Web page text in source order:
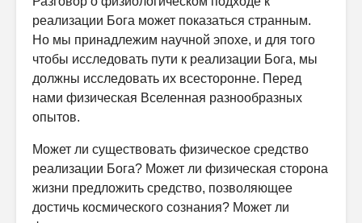
реализации Бога может показаться странным.
Но мы принадлежим научной эпохе, и для того
чтобы исследовать пути к реализации Бога, мы
должны исследовать их всесторонне. Перед
нами физическая Вселенная разнообразных
опытов.
Может ли существовать физическое средство
реализации Бога? Может ли физическая сторона
жизни предложить средство, позволяющее
достичь космического сознания? Может ли